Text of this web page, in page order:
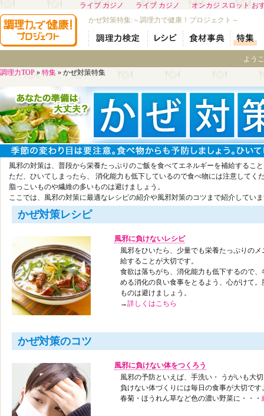
ライブ カジノ ライブ カジノ
オンカジ スロット お
かぜ対策特集:～調理力で健康！プロジェクト～
よう
調理力TOP» 特集 » かぜ対策特集
風邪の対策は、普段から栄養たっぷりのご飯を食べてエネルギーを補給するこ
ただ、ひいてしまったら、 消化能力も低下しているので食べ物には注意してく
脂っこいものや繊維の多いものは避けましょう。
ここでは、風邪の対策に最適なレシピの紹介や風邪対策のコツまで紹介してい
かぜ対策レシピ
風邪に負けないレシピ
風邪をひいたら、少量でも栄養たっぷりの
給することが大切です。
食欲は落ちがち、消化能力も低下するので
める消化の良い食事をとるよう、心がけて
ものは避けましょう。
→詳しくはこちら
かぜ対策のコツ
風邪に負けない体をつくろう
風邪の予防といえば、手洗い・ うがいも大
負けない体づくりには毎日の食事が大切です
春菊・ほうれん草など色の濃い野菜に・・・